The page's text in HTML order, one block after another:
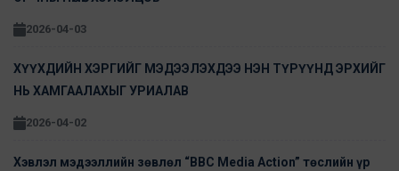
2026-04-03
ХҮҮХДИЙН ХЭРГИЙГ МЭДЭЭЛЭХДЭЭ НЭН ТҮРҮҮНД ЭРХИЙГ
НЬ ХАМГААЛАХЫГ УРИАЛАВ
2026-04-02
Хэвлэл мэдээллийн зөвлөл “BBC Media Action” төслийн үр